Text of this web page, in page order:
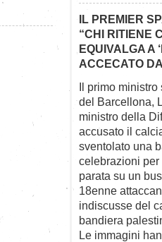
IL PREMIER
“CHI RITIENE
EQUIVALGA A
ACCECATO
Il primo
del Barcellona,
ministro della
accusato il
sventolato una
celebrazioni
parata su un
18enne
indiscusse del
bandiera
Le immagini